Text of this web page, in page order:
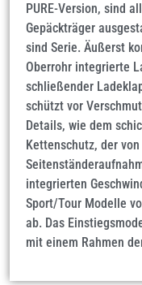
PURE-Version, sind
Gepäckträger
sind Serie. Äußerst
Oberrohr integrierte
schließender
schützt vor
Details, wie dem
Kettenschutz, der
integrierten
Sport/Tour Modelle
ab. Das
mit einem Rahmen